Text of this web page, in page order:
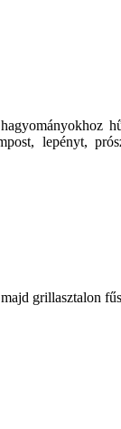
lepényt,
grillasztalon